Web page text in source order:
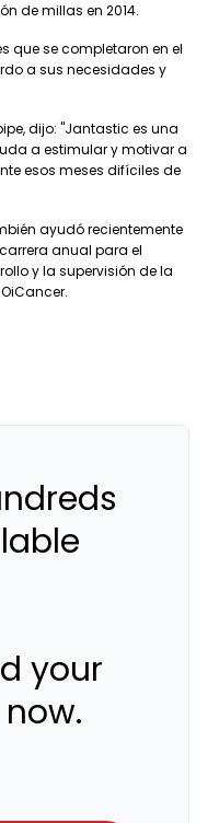
de millas en 2014.
que se completaron en el
a sus necesidades y
dijo: "Jantastic es una
a estimular y motivar a
esos meses difíciles de
ayudó recientemente
anual para el
y la supervisión de la
your